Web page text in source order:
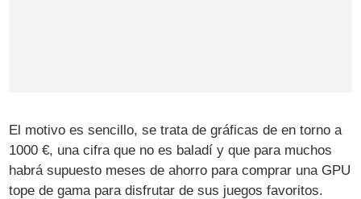
El motivo es sencillo, se trata de gráficas de en torno a
1000 €, una cifra que no es baladí y que para muchos
habrá supuesto meses de ahorro para comprar una GPU
tope de gama para disfrutar de sus juegos favoritos.